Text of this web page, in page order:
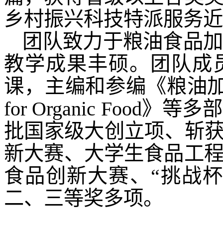
乡村振兴科技特派服务
团队致力于粮油食品
教学成果丰硕。团队成
课，主编和参编《粮油
for Organic Food》等多
批国家级大创立项、斩
新大赛、大学生食品工
食品创新大赛、“挑战
二、三等奖多项。